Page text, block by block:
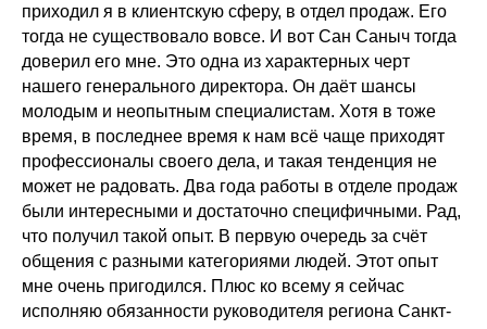
приходил я в клиентскую сферу, в отдел продаж. Его
тогда не существовало вовсе. И вот Сан Саныч тогда
доверил его мне. Это одна из характерных черт
нашего генерального директора. Он даёт шансы
молодым и неопытным специалистам. Хотя в тоже
время, в последнее время к нам всё чаще приходят
профессионалы своего дела, и такая тенденция не
может не радовать. Два года работы в отделе продаж
были интересными и достаточно специфичными. Рад,
что получил такой опыт. В первую очередь за счёт
общения с разными категориями людей. Этот опыт
мне очень пригодился. Плюс ко всему я сейчас
исполняю обязанности руководителя региона Санкт-